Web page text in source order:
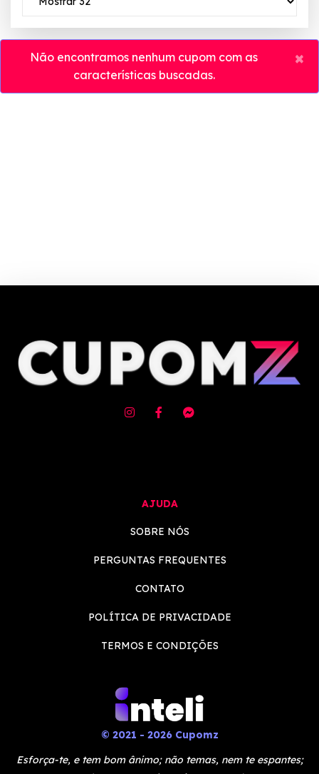
Não encontramos nenhum cupom com as
características buscadas.
×
AJUDA
SOBRE NÓS
PERGUNTAS FREQUENTES
CONTATO
POLÍTICA DE PRIVACIDADE
TERMOS E CONDIÇÕES
© 2021 - 2026 Cupomz
Esforça-te, e tem bom ânimo; não temas, nem te espantes;